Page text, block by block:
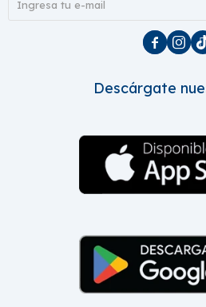
  
Descárgate